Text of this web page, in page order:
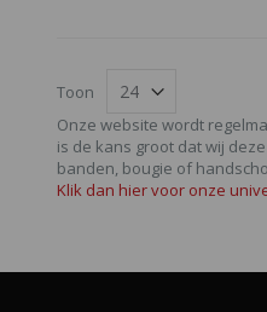
Toon
Onze website wordt
is de kans groot dat wij
banden, bougie of
Klik dan hier voor onze